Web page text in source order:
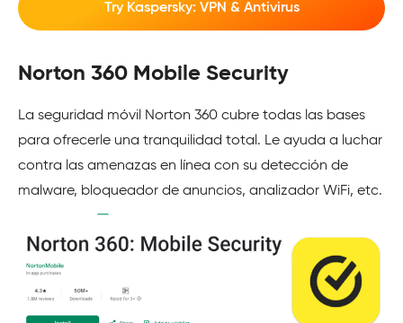
Try Kaspersky: VPN & Antivirus
Norton 360 Mobile Security
La seguridad móvil Norton 360 cubre todas las bases
para ofrecerle una tranquilidad total. Le ayuda a luchar
contra las amenazas en línea con su detección de
malware, bloqueador de anuncios, analizador WiFi, etc.